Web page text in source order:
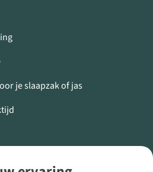
je slaapzak of jas